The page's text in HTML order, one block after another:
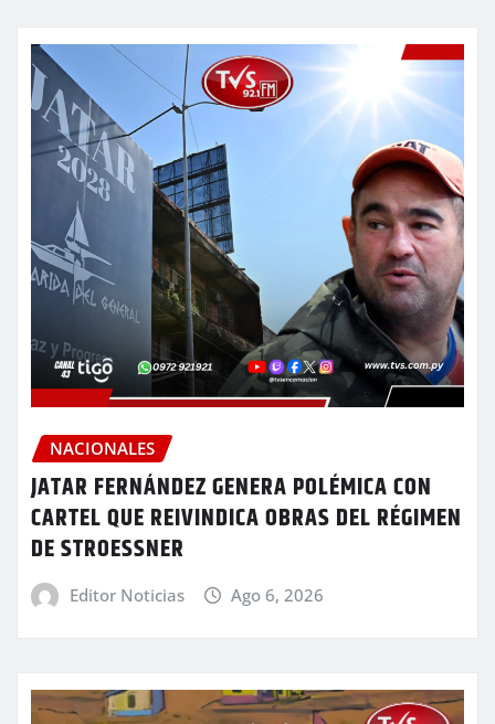
NACIONALES
JATAR FERNÁNDEZ GENERA POLÉMICA CON
CARTEL QUE REIVINDICA OBRAS DEL RÉGIMEN
DE STROESSNER
Editor Noticias Ago 6, 2026